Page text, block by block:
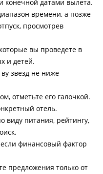
конечной датами вылета.
времени, а позже
просмотрев
вы проведете в
и детей.
звезд не ниже
отметьте его галочкой.
отель.
виду питания, рейтингу,
финансовый фактор
предложения только от